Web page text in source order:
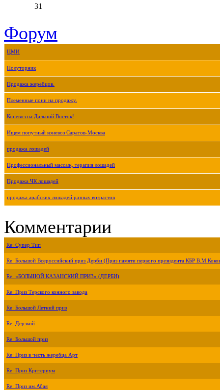
31
Форум
ЦМИ
Полуторник
Продажа жеребцов.
Племенные пони на продажу.
Коневоз на Дальний Восток!
Ищем попутный коневоз Саратов-Москва
продажа лошадей
Профессиональный массаж, терапия лошадей
Продажа ЧК лошадей
продажа арабских лошадей разных возрастов
Комментарии
Re: Супер Тип
Re: Большой Всероссийский приз Дерби (Приз памяти первого президента КБР
Re: «БОЛЬШОЙ КАЗАНСКИЙ ПРИЗ» (ДЕРБИ)
Re: Приз Терского конного завода
Re: Большой Летний приз
Re: Дерзкий
Re: Большой приз
Re: Приз в честь жеребца Арт
Re: Приз Критериум
Re: Приз им.Абая